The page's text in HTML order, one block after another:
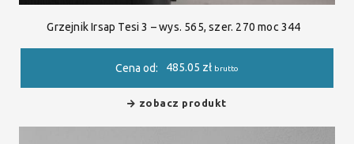
Grzejnik Irsap Tesi 3 – wys. 565, szer. 270 moc 344
Cena od: 485.05 zł brutto
zobacz produkt